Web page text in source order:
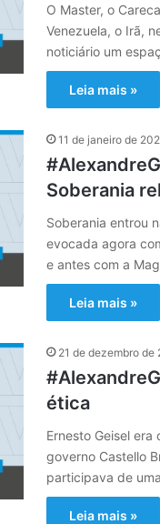
O Master, o
Venezuela, o Irã,
noticiário um
Leia mais »
11 de janeiro de
Soberania
Soberania entrou
evocada agora
e antes com a
Leia mais »
21 de dezembro de
ética
Ernesto Geisel
governo Castello
participava de
Leia mais »